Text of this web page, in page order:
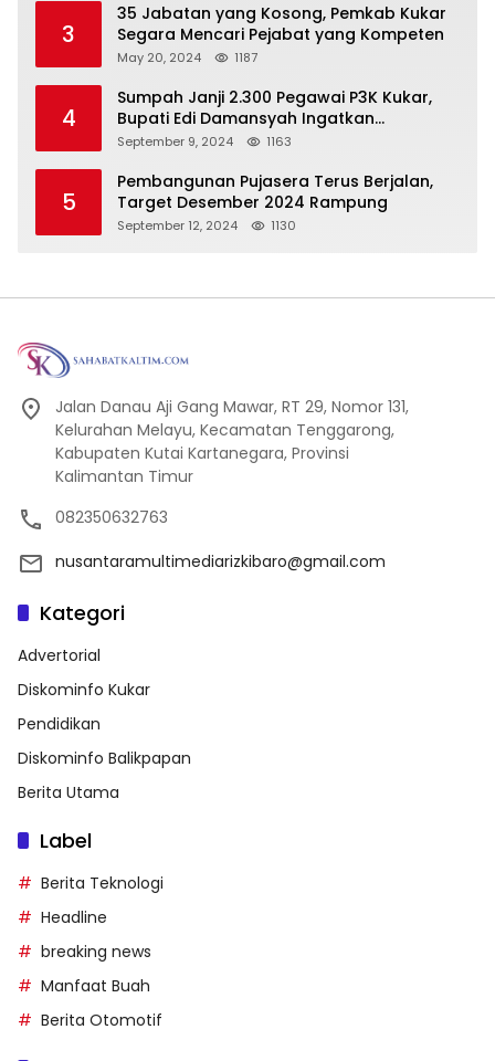
3
35 Jabatan yang Kosong, Pemkab Kukar
Segara Mencari Pejabat yang Kompeten
May 20, 2024 1187
4
Sumpah Janji 2.300 Pegawai P3K Kukar,
Bupati Edi Damansyah Ingatkan
Tanggung Jawab Baru
September 9, 2024 1163
5
Pembangunan Pujasera Terus Berjalan,
Target Desember 2024 Rampung
September 12, 2024 1130
Jalan Danau Aji Gang Mawar, RT 29, Nomor 131,
Kelurahan Melayu, Kecamatan Tenggarong,
Kabupaten Kutai Kartanegara, Provinsi
Kalimantan Timur
082350632763
nusantaramultimediarizkibaro@gmail.com
Kategori
Advertorial
Diskominfo Kukar
Pendidikan
Diskominfo Balikpapan
Berita Utama
Label
Berita Teknologi
Headline
breaking news
Manfaat Buah
Berita Otomotif